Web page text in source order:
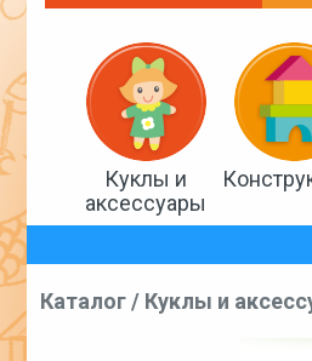
Куклы и
аксессуары
Каталог/ Куклы и